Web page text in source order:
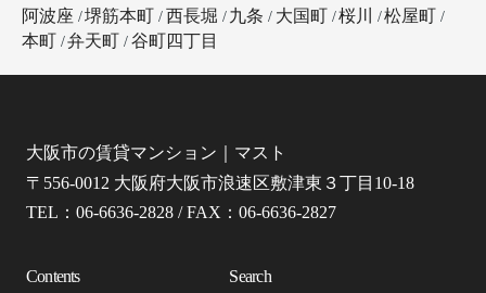
阿波座
堺筋本町 西長堀 九条 大国町 桜川
松屋町
本町
弁天町 谷町四丁目
大阪市の賃貸マンション｜マスト
〒556-0012 大阪府大阪市浪速区敷津東３丁目10-18
TEL：06-6636-2828 / FAX：06-6636-2827
Contents Search